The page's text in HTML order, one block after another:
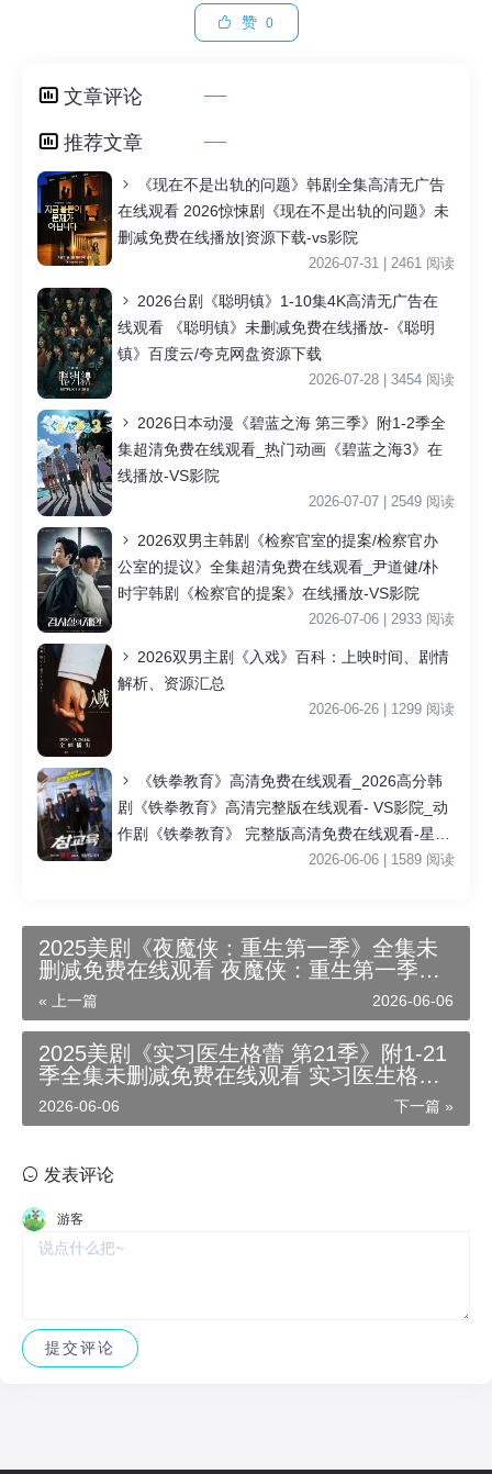
赞 0
文章评论
推荐文章
《现在不是出轨的问题》韩剧全集高清无广告
在线观看 2026惊悚剧《现在不是出轨的问题》未
删减免费在线播放|资源下载-vs影院
2026-07-31 | 2461 阅读
2026台剧《聪明镇》1-10集4K高清无广告在
线观看 《聪明镇》未删减免费在线播放-《聪明
镇》百度云/夸克网盘资源下载
2026-07-28 | 3454 阅读
2026日本动漫《碧蓝之海 第三季》附1-2季全
集超清免费在线观看_热门动画《碧蓝之海3》在
线播放-VS影院
2026-07-07 | 2549 阅读
2026双男主韩剧《检察官室的提案/检察官办
公室的提议》全集超清免费在线观看_尹道健/朴
时宇韩剧《检察官的提案》在线播放-VS影院
2026-07-06 | 2933 阅读
2026双男主剧《入戏》百科：上映时间、剧情
解析、资源汇总
2026-06-26 | 1299 阅读
《铁拳教育》高清免费在线观看_2026高分韩
剧《铁拳教育》高清完整版在线观看- VS影院_动
作剧《铁拳教育》 完整版高清免费在线观看-星空
影院李星民主演《铁拳教育》无广告_VS影视
2026-06-06 | 1589 阅读
2025美剧《夜魔侠：重生第一季》全集未
删减免费在线观看 夜魔侠：重生第一季详
情简介 1080P国语中字_4K高清在线播放-
美剧天堂_高清影视迅雷百度云夸克资源下
载
« 上一篇 2026-06-06
2025美剧《实习医生格蕾 第21季》附1-21
季全集未删减免费在线观看 实习医生格蕾
详情简介 1080P国语中字_4K高清在线播
放-美剧天堂_高清影视迅雷百度云夸克资源
下一篇 »
2026-06-06
发表评论
游客